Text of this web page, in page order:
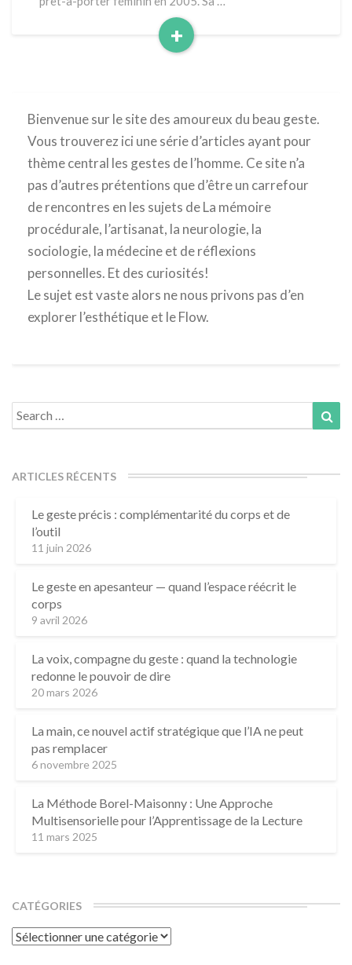
+
Read
Bienvenue sur le site des amoureux du beau geste.
Vous trouverez ici une série d’articles ayant pour
thème central les gestes de l’homme. Ce site n’a
pas d’autres prétentions que d’être un carrefour
de rencontres en les sujets de La mémoire
procédurale, l’artisanat, la neurologie, la
sociologie, la médecine et de réflexions
personnelles. Et des curiosités!
Le sujet est vaste alors ne nous privons pas d’en
explorer l’esthétique et le Flow.
Search
for:
ARTICLES RÉCENTS
Le geste précis : complémentarité du corps et de
l’outil
11 juin 2026
Le geste en apesanteur — quand l’espace réécrit le
corps
9 avril 2026
La voix, compagne du geste : quand la technologie
redonne le pouvoir de dire
20 mars 2026
La main, ce nouvel actif stratégique que l’IA ne peut
pas remplacer
6 novembre 2025
La Méthode Borel-Maisonny : Une Approche
Multisensorielle pour l’Apprentissage de la Lecture
11 mars 2025
CATÉGORIES
Catégories